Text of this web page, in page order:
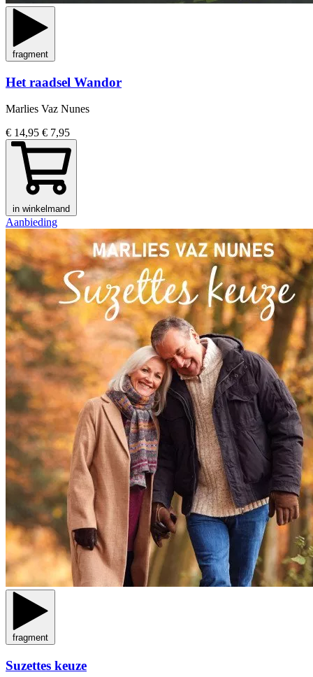
fragment
Het raadsel Wandor
Marlies Vaz Nunes
€ 14,95 € 7,95
in winkelmand
Aanbieding
fragment
Suzettes keuze